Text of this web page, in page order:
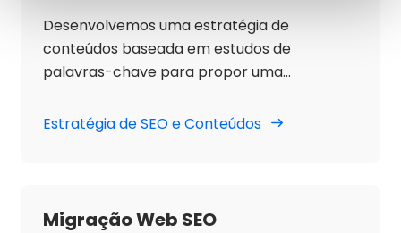
Desenvolvemos uma estratégia de
conteúdos baseada em estudos de
palavras-chave para propor uma
semântica, um estudo de palavras-chave
palavras-chave visados pelo projeto.
Estratégia de SEO e Conteúdos
Migração Web SEO